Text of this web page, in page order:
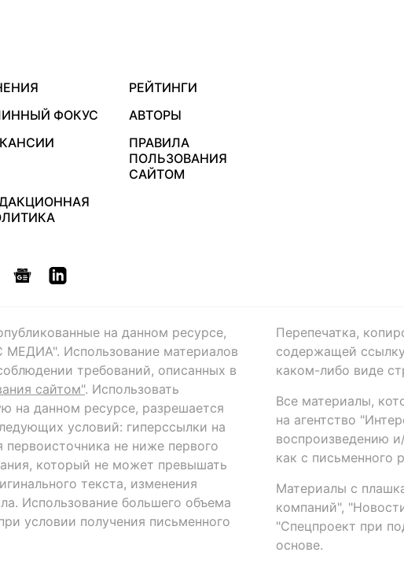
РЕЙТИНГИ
ФОКУС
АВТОРЫ
ПРАВИЛА
ПОЛЬЗОВАНИЯ
САЙТОМ
на данном ресурсе,
Использование материалов
требований, описанных в
сайтом". Использовать
на данном ресурсе, разрешается
условий: гиперссылки на
первоисточника не ниже первого
который не может превышать
текста, изменения
Использование большего объема
условии получения письменного
Перепечатка,
содержащей ссылку
каком-либо виде
Все материалы,
на агентство
воспроизведению
как с письменного
Материалы с
компаний",
"Спецпроект при
основе.